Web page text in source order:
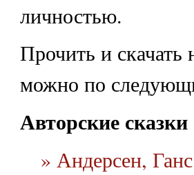
личностью.
Прочить и скачать
можно по
Авторские сказки
» Андерсен,